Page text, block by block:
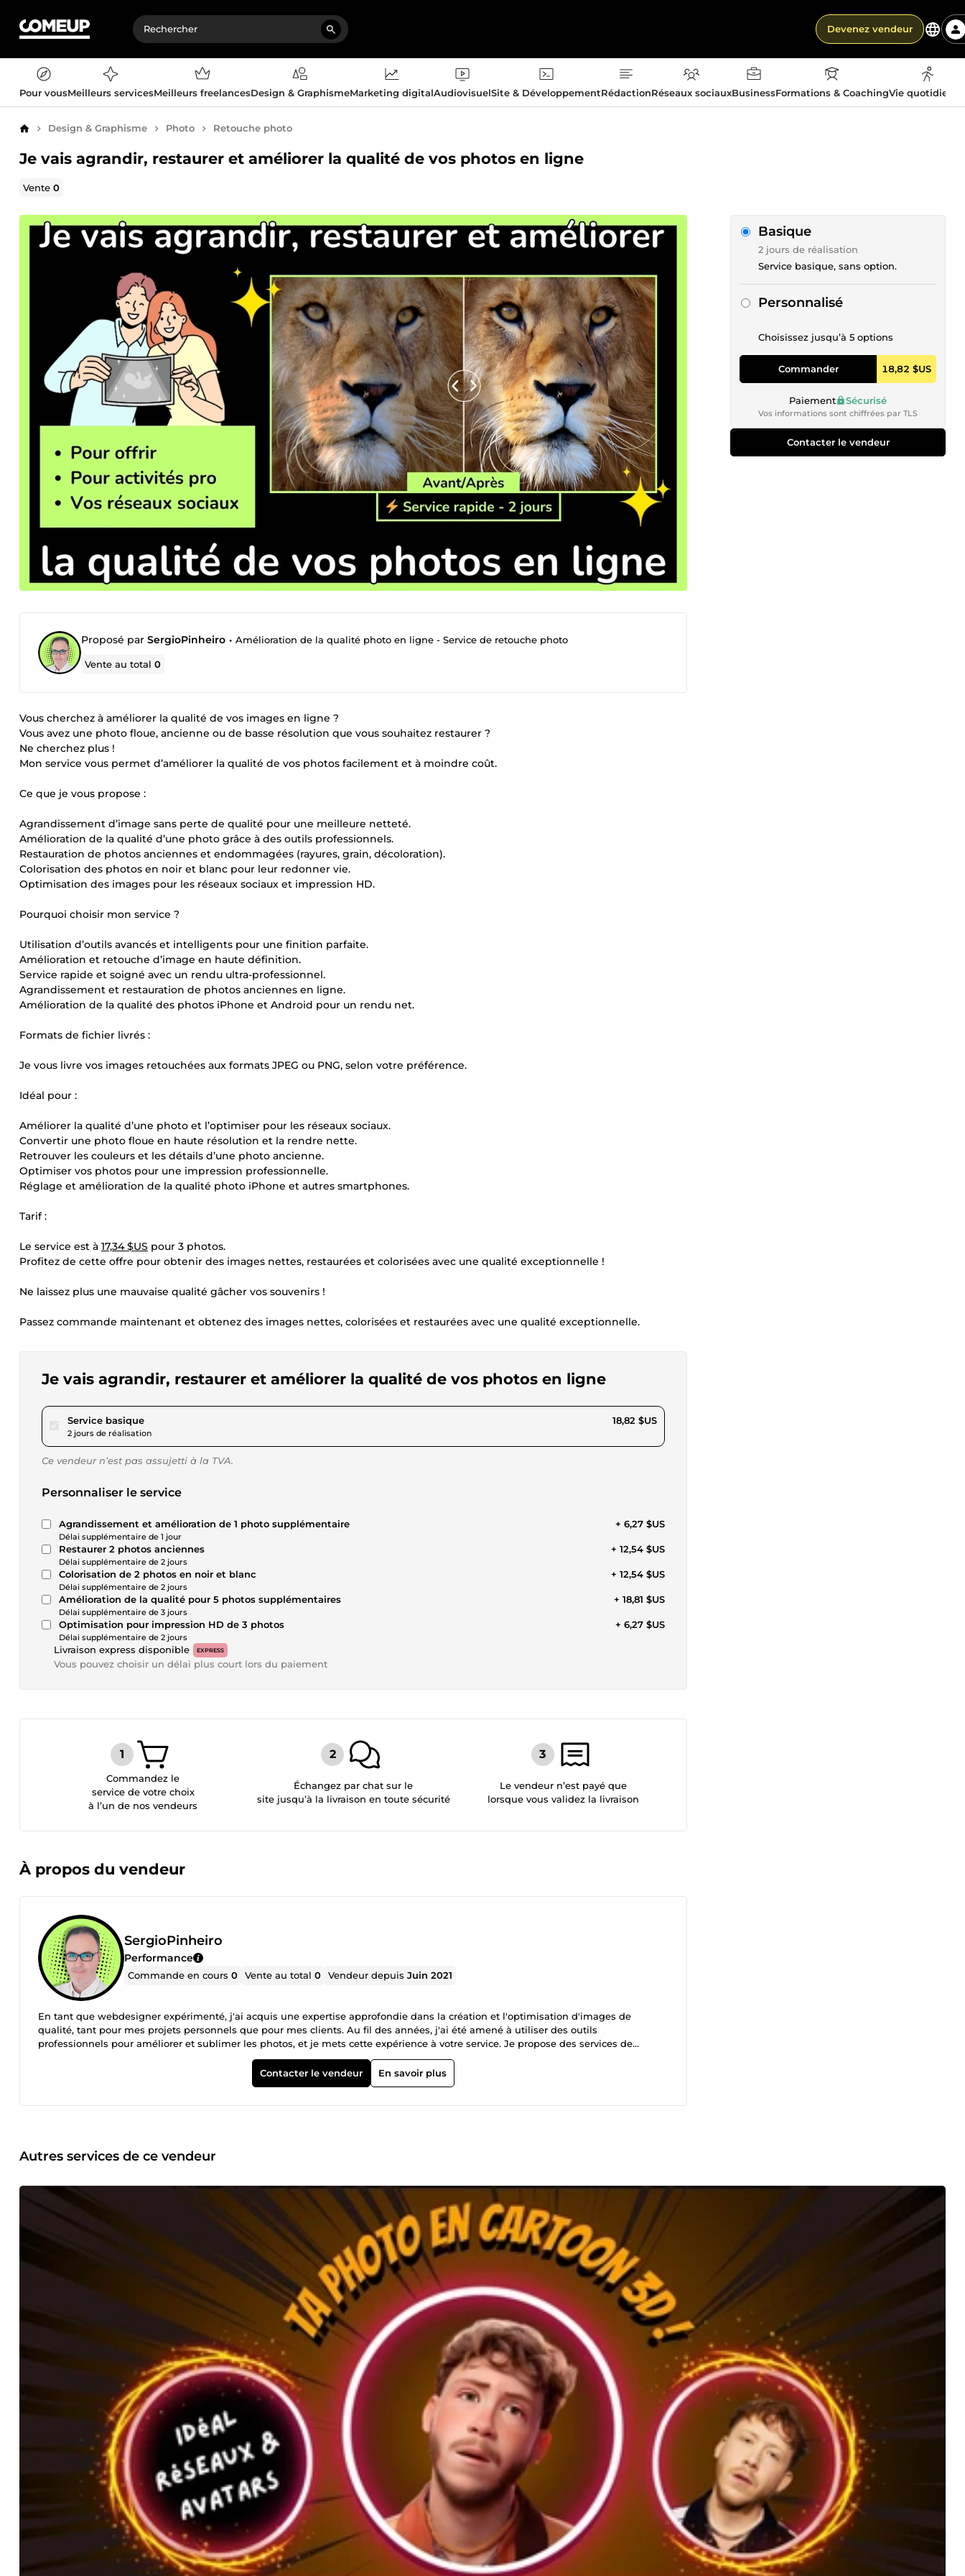
Devenez vendeur
Pour vousMeilleurs servicesMeilleurs freelancesDesign & GraphismeMarketing digitalAudiovisuelSite & DéveloppementRédactionRéseaux sociauxBusinessFormations & CoachingVie
AccueilDesign & Graphisme Photo Retouche photo
Je vais agrandir, restaurer et améliorer la qualité de vos photos en ligne
Vente0
Proposé par SergioPinheiro • Amélioration de la qualité photo en ligne - Service de retouche photo
Vente au total0
Vous cherchez à améliorer la qualité de vos images en ligne ?
Vous avez une photo floue, ancienne ou de basse résolution que vous souhaitez restaurer ?
Ne cherchez plus !
Mon service vous permet d’améliorer la qualité de vos photos facilement et à moindre coût.
Ce que je vous propose :
Agrandissement d’image sans perte de qualité pour une meilleure netteté.
Amélioration de la qualité d’une photo grâce à des outils professionnels.
Restauration de photos anciennes et endommagées (rayures, grain, décoloration).
Colorisation des photos en noir et blanc pour leur redonner vie.
Optimisation des images pour les réseaux sociaux et impression HD.
Pourquoi choisir mon service ?
Utilisation d’outils avancés et intelligents pour une finition parfaite.
Amélioration et retouche d’image en haute définition.
Service rapide et soigné avec un rendu ultra-professionnel.
Agrandissement et restauration de photos anciennes en ligne.
Amélioration de la qualité des photos iPhone et Android pour un rendu net.
Formats de fichier livrés :
Je vous livre vos images retouchées aux formats JPEG ou PNG, selon votre préférence.
Idéal pour :
Améliorer la qualité d’une photo et l’optimiser pour les réseaux sociaux.
Convertir une photo floue en haute résolution et la rendre nette.
Retrouver les couleurs et les détails d’une photo ancienne.
Optimiser vos photos pour une impression professionnelle.
Réglage et amélioration de la qualité photo iPhone et autres smartphones.
Tarif :
Le service est à 17,34 $US pour 3 photos.
Profitez de cette offre pour obtenir des images nettes, restaurées et colorisées avec une qualité exceptionnelle !
Ne laissez plus une mauvaise qualité gâcher vos souvenirs !
Passez commande maintenant et obtenez des images nettes, colorisées et restaurées avec une qualité exceptionnelle.
Je vais agrandir, restaurer et améliorer la qualité de vos photos en ligne
Service basiquepour 17,34 $US
2 jours de réalisation
18,82 $US
Ce vendeur n’est pas assujetti à la TVA.
Personnaliser le service
Agrandissement et amélioration de 1 photo supplémentaire
Délai supplémentaire de 1 jour
+ 6,27 $US
Restaurer 2 photos anciennes
Délai supplémentaire de 2 jours
+ 12,54 $US
Colorisation de 2 photos en noir et blanc
Délai supplémentaire de 2 jours
+ 12,54 $US
Amélioration de la qualité pour 5 photos supplémentaires
Délai supplémentaire de 3 jours
+ 18,81 $US
Optimisation pour impression HD de 3 photos
Délai supplémentaire de 2 jours
+ 6,27 $US
Livraison express disponible EXPRESS
Vous pouvez choisir un délai plus court lors du paiement
Basique
2 jours de réalisation
Service basique, sans option.
Personnalisé
Choisissez jusqu’à 5 options
Commander 18,82 $US
Paiement Sécurisé
Vos informations sont chiffrées par TLS
Contacter le vendeur
Commandez le
service de votre choix
à l’un de nos vendeurs
Échangez par chat sur le
site jusqu’à la livraison en toute sécurité
Le vendeur n’est payé que
lorsque vous validez la livraison
À propos du vendeur
SergioPinheiro
Performance
Commande en cours0 Vente au total0 Vendeur depuisJuin 2021
En tant que webdesigner expérimenté, j'ai acquis une expertise approfondie dans la création et l'optimisation d'images de
qualité, tant pour mes projets personnels que pour mes clients. Au fil des années, j'ai été amené à utiliser des outils
professionnels pour améliorer et sublimer les photos, et je mets cette expérience à votre service. Je propose des services de
retouche photo en ligne, adaptés à tous vos besoins. Que ce soit pour des photos de produits, des portraits, ou pour un usage sur
les réseaux sociaux, je m'assure d'optimiser la qualité de vos images pour un résultat professionnel. Ce que je propose :
Amélioration de la luminosité, du contraste et de la netteté Retouches pour l'impression ou le web Optimisation des photos pour
commercial, je m'adapte à vos attentes. Je vous invite à découvrir mes services et à me contacter pour toute demande spécifique.
Contacter le vendeur En savoir plus
Autres services de ce vendeur